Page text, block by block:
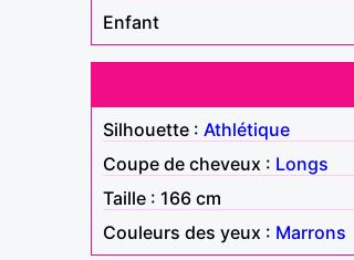
Enfant
Silhouette : Athlétique
Coupe de cheveux : Longs
Taille : 166 cm
Couleurs des yeux : Marrons